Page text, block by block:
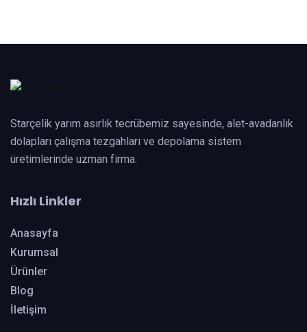
Starçelik yarım asırlık tecrübemiz sayesinde, alet-avadanlık
dolapları çalışma tezgahları ve depolama sistem
üretimlerinde uzman firma.
Hızlı Linkler
Anasayfa
Kurumsal
Ürünler
Blog
İletişim